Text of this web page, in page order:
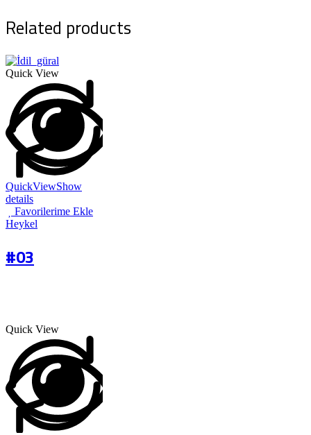
Related products
Quick View
QuickViewShow
details
Favorilerime Ekle
Heykel
#03
Quick View